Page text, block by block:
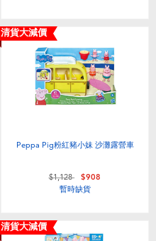
清貨大減價
Peppa Pig粉紅豬小妹 沙灘露營車
價格從
$1,128至$908
暫時缺貨
清貨大減價